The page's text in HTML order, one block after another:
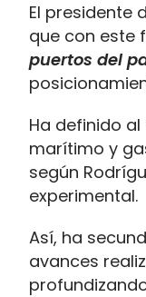
El presidente
que con este
puertos del
Ha definido
marítimo y
según
experimental.
Así, ha
avances